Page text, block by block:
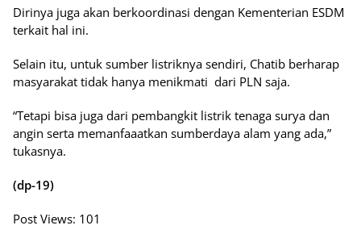
Dirinya juga akan berkoordinasi dengan Kementerian ESDM
terkait hal ini.
Selain itu, untuk sumber listriknya sendiri, Chatib berharap
masyarakat tidak hanya menikmati dari PLN saja.
“Tetapi bisa juga dari pembangkit listrik tenaga surya dan
angin serta memanfaaatkan sumberdaya alam yang ada,”
tukasnya.
(dp-19)
Post Views: 101